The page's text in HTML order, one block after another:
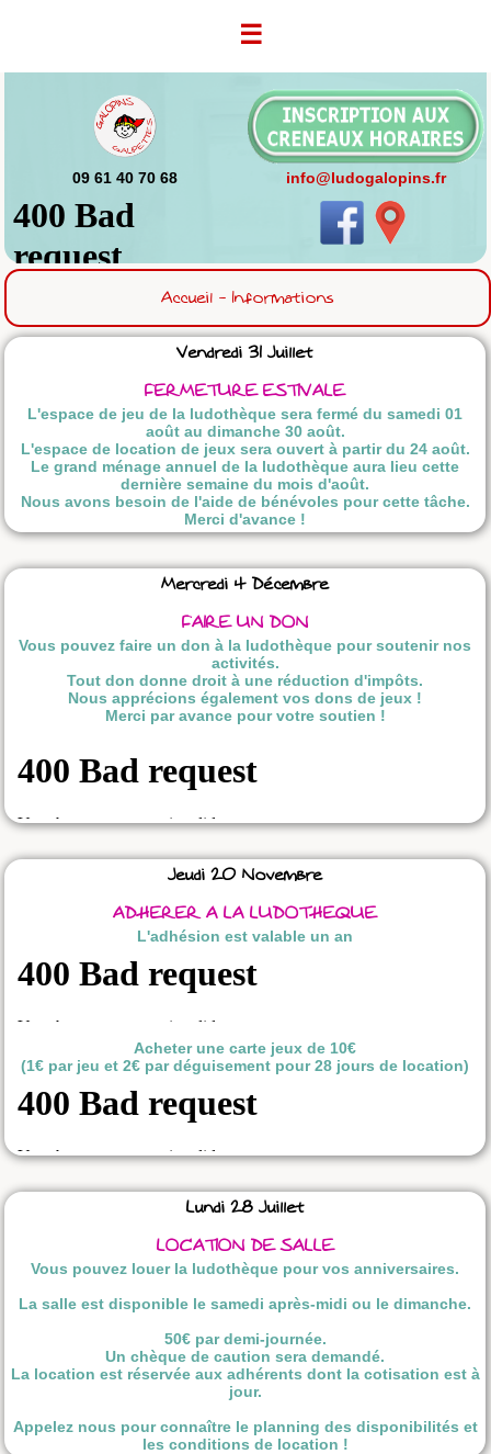
☰
09 61 40 70 68 info@ludogalopins.fr
Accueil - Informations
Vendredi 31 Juillet
FERMETURE ESTIVALE
L'espace de jeu de la ludothèque sera fermé du samedi 01
août au dimanche 30 août.
L'espace de location de jeux sera ouvert à partir du 24 août.
Le grand ménage annuel de la ludothèque aura lieu cette
dernière semaine du mois d'août.
Nous avons besoin de l'aide de bénévoles pour cette tâche.
Merci d'avance !
Mercredi 4 Décembre
FAIRE UN DON
Vous pouvez faire un don à la ludothèque pour soutenir nos
activités.
Tout don donne droit à une réduction d'impôts.
Nous apprécions également vos dons de jeux !
Merci par avance pour votre soutien !
Jeudi 20 Novembre
ADHERER A LA LUDOTHEQUE
L'adhésion est valable un an
Acheter une carte jeux de 10€
(1€ par jeu et 2€ par déguisement pour 28 jours de location)
Lundi 28 Juillet
LOCATION DE SALLE
Vous pouvez louer la ludothèque pour vos anniversaires.
La salle est disponible le samedi après-midi ou le dimanche.
50€ par demi-journée.
Un chèque de caution sera demandé.
La location est réservée aux adhérents dont la cotisation est à
jour.
Appelez nous pour connaître le planning des disponibilités et
les conditions de location !